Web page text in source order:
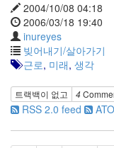
2004/10/08 04:18
2006/03/18 19:40
inureyes
빚어내기/살아가기
근로, 미래, 생각
트랙백이 없고 4
RSS 2.0 feed
8
의
사
용
자
인
터
페